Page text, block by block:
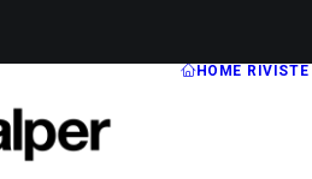
HOME RIVISTE